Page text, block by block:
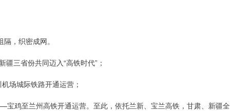
，织密成网。
三省份共同迈入“高铁时代”；
场城际铁路开通运营；
鸡至兰州高铁开通运营。至此，依托兰新、宝兰高铁，甘肃、新疆全